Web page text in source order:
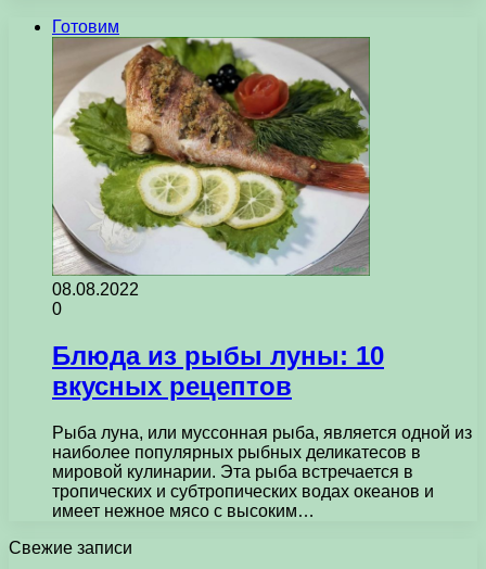
Готовим
08.08.2022
0
Блюда из рыбы луны: 10
вкусных рецептов
Рыба луна, или муссонная рыба, является одной из
наиболее популярных рыбных деликатесов в
мировой кулинарии. Эта рыба встречается в
тропических и субтропических водах океанов и
имеет нежное мясо с высоким…
Свежие записи